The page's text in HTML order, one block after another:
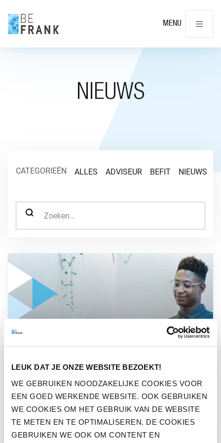
LEUK DAT JE ONZE WEBSITE BEZOEKT!
WE GEBRUIKEN NOODZAKELIJKE COOKIES VOOR
EEN GOED WERKENDE WEBSITE. OOK GEBRUIKEN
WE COOKIES OM HET GEBRUIK VAN DE WEBSITE
TE METEN EN TE OPTIMALISEREN. DE COOKIES
GEBRUIKEN WE OOK OM CONTENT EN
MENU
NIEUWS
CATEGORIEËN ALLES ADVISEUR BEFIT NIEUWS
ZOEK NAAR:
GA NAAR “EEN DERDE WERKNEMERS WIL ANDERE BAAN
EEN DERDE WERKNEMERS
WIL ANDERE BAAN OF EIGEN
BAAS WORDEN
PERS